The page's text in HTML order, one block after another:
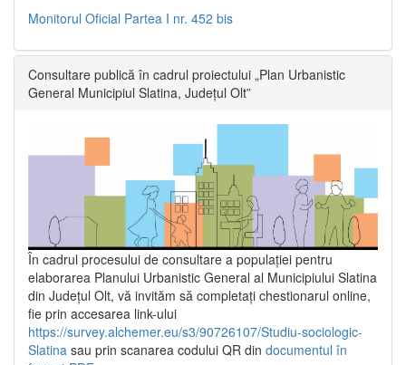
Monitorul Oficial Partea I nr. 452 bis
Consultare publică în cadrul proiectului „Plan Urbanistic
General Municipiul Slatina, Județul Olt”
În cadrul procesului de consultare a populaţiei pentru
elaborarea Planului Urbanistic General al Municipiului Slatina
din Județul Olt, vă invităm să completați chestionarul online,
fie prin accesarea link-ului
https://survey.alchemer.eu/s3/90726107/Studiu-sociologic-
Slatina sau prin scanarea codului QR din documentul în